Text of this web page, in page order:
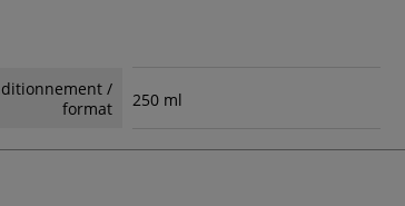
/
format
250 ml